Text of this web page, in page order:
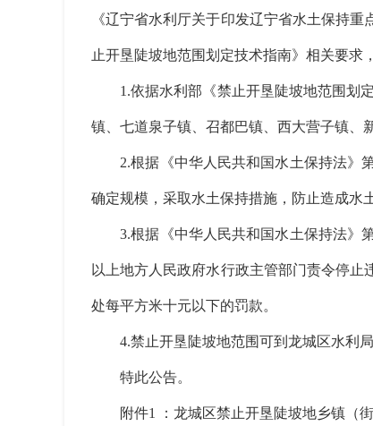
《辽宁省水利厅关于印发辽宁省水土保持
止开垦陡坡地范围划定技术指南》相关要求
1.依据水利部《禁止开垦陡坡地范围划定
镇、七道泉子镇、召都巴镇、西大营子镇、
2.根据《中华人民共和国水土保持法》第
确定规模，采取水土保持措施，防止造成水
3.根据《中华人民共和国水土保持法》第
以上地方人民政府水行政主管部门责令停
处每平方米十元以下的罚款。
4.禁止开垦陡坡地范围可到龙城区水利局
特此公告。
附件1 ：龙城区禁止开垦陡坡地乡镇（街